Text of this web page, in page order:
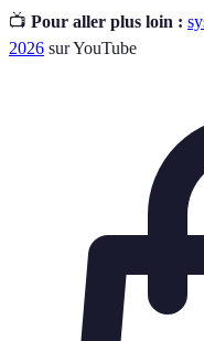
📺 Pour aller plus loin :
2026 sur YouTube